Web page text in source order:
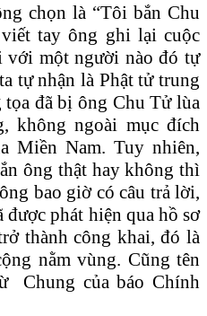
chọn là “Tôi bắn Chu
tay ông ghi lại cuộc
với một người nào đó tự
tự nhận là Phật tử trung
đã bị ông Chu Tử lùa
không ngoài mục đích
Miền Nam. Tuy nhiên,
ông thật hay không thì
bao giờ có câu trả lời,
được phát hiện qua hồ sơ
thành công khai, đó là
nằm vùng. Cũng tên
Chung của báo Chính